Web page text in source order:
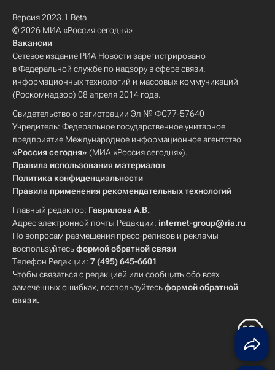
Версия 2023.1 Beta
© 2026 МИА «Россия сегодня»
Вакансии
Сетевое издание РИА Новости зарегистрировано
в Федеральной службе по надзору в сфере связи,
информационных технологий и массовых коммуникаций
(Роскомнадзор) 08 апреля 2014 года.
Свидетельство о регистрации Эл № ФС77-57640
Учредитель: Федеральное государственное унитарное
предприятие Международное информационное агентство
«Россия сегодня» (МИА «Россия сегодня»).
Правила использования материалов
Политика конфиденциальности
Правила применения рекомендательных технологий
Главный редактор: Гаврилова А.В.
Адрес электронной почты Редакции: internet-group@ria.ru
По вопросам размещения пресс-релизов и рекламы
воспользуйтесьформой обратной связи
Телефон Редакции: 7 (495) 645-6601
Чтобы связаться с редакцией или сообщить обо всех
замеченных ошибках, воспользуйтесьформой обратной
связи.